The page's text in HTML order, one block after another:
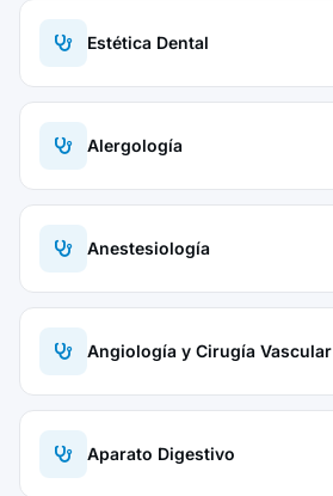
Estética Dental
Alergología
Anestesiología
Angiología y Cirugía Vascular
Aparato Digestivo